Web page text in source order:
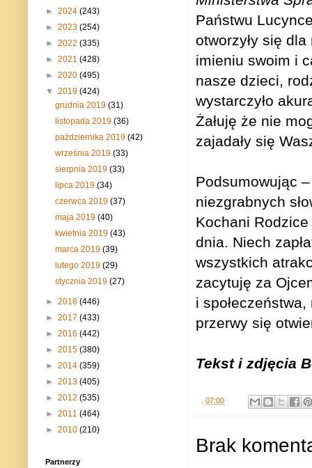
Państwu
otworzyły się
imieniu swoim i
nasze dzieci,
wystarczyło
Żałuję że nie
zajadały się
Podsumowując
niezgrabnych
Kochani
dnia. Niech
wszystkich
zacytuję za
i
przerwy się
Tekst i zdjęcia
. 07:00
Brak
► 2024 (243)
► 2023 (254)
► 2022 (335)
► 2021 (428)
► 2020 (495)
▼ 2019 (424)
grudnia 2019(31)
listopada 2019(36)
października 2019(42)
września 2019(33)
sierpnia 2019(33)
lipca 2019(34)
czerwca 2019(37)
maja 2019(40)
kwietnia 2019(43)
marca 2019(39)
lutego 2019(29)
stycznia 2019(27)
► 2018 (446)
► 2017 (433)
► 2016 (442)
► 2015 (380)
► 2014 (359)
► 2013 (405)
► 2012 (535)
► 2011 (464)
► 2010 (210)
Partnerzy